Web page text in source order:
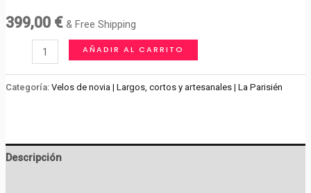
399,00 € & Free Shipping
NOVIA
GERONA.
cantidad
AÑADIR AL CARRITO
Categoría: Velos de novia | Largos, cortos y artesanales | La Parisién
Descripción